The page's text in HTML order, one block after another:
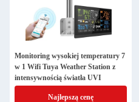
Monitoring wysokiej temperatury 7
w 1 Wifi Tuya Weather Station z
intensywnością światła UVI
Najlepszą cenę